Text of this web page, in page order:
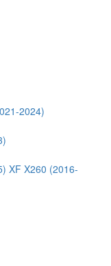
2024)
XF X260 (2016-